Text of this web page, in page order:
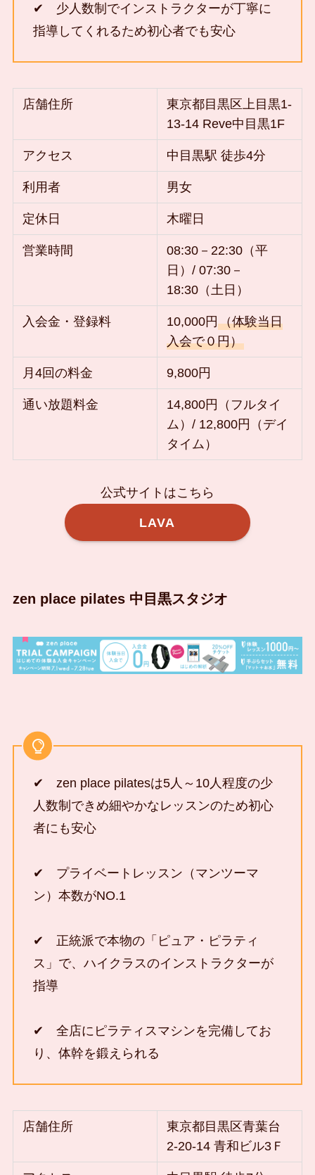
✔ 少人数制でインストラクターが丁寧に
指導してくれるため初心者でも安心
店舗住所
東京都目黒区上目黒1-
13-14 Reve中目黒1F
アクセス 中目黒駅 徒歩4分
利用者 男女
定休日 木曜日
営業時間
08:30－22:30（平
日）/ 07:30－
18:30（土日）
入会金・登録料 10,000円（体験当日
入会で０円）
月4回の料金 9,800円
通い放題料金
14,800円（フルタイ
ム）/ 12,800円（デイ
タイム）
公式サイトはこちら
LAVA
zen place pilates 中目黒スタジオ
✔ zen place pilatesは5人～10人程度の少
人数制できめ細やかなレッスンのため初心
者にも安心
✔ プライベートレッスン（マンツーマ
ン）本数がNO.1
✔ 正統派で本物の「ピュア・ピラティ
ス」で、ハイクラスのインストラクターが
指導
✔ 全店にピラティスマシンを完備してお
り、体幹を鍛えられる
店舗住所
東京都目黒区青葉台
2-20-14 青和ビル3Ｆ